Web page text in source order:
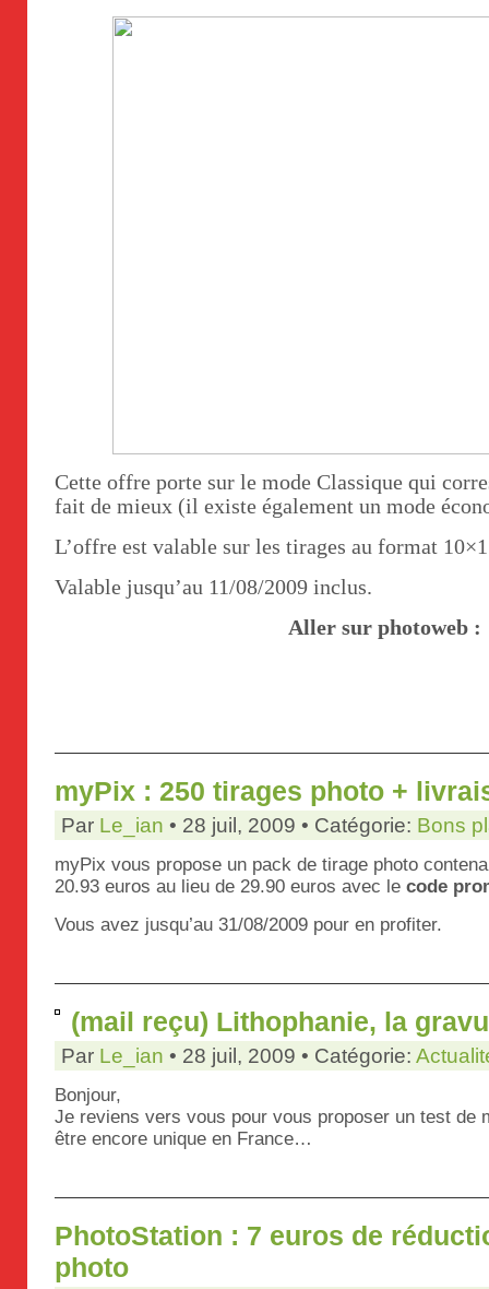
Cette offre porte sur le mode Classique qui
fait de mieux (il existe également un mode
L’offre est valable sur les tirages au format
Valable jusqu’au 11/08/2009 inclus.
Aller sur photoweb :
myPix : 250 tirages photo +
Par Le_ian • 28 juil, 2009 • Catégorie: Bons
myPix vous propose un pack de tirage photo
20.93 euros au lieu de 29.90 euros avec le code
Vous avez jusqu’au 31/08/2009 pour en profiter.
(mail reçu) Lithophanie, la
Par Le_ian • 28 juil, 2009 • Catégorie:
Bonjour,
Je reviens vers vous pour vous proposer un test de
être encore unique en France…
PhotoStation : 7 euros de
photo